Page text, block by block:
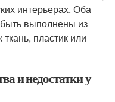
интерьерах. Оба
быть выполнены из
пластик или
и недостатки у